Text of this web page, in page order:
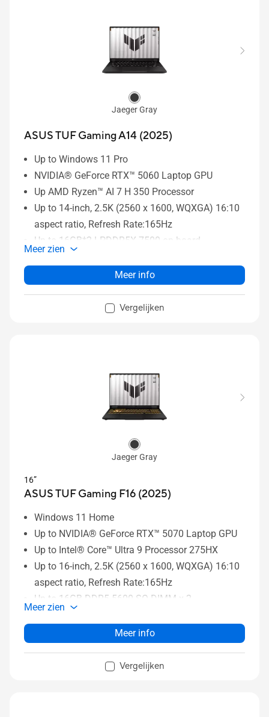
Jaeger Gray
ASUS TUF Gaming A14 (2025)
Up to Windows 11 Pro
NVIDIA® GeForce RTX™ 5060 Laptop GPU
Up AMD Ryzen™ AI 7 H 350 Processor
Up to 14-inch, 2.5K (2560 x 1600, WQXGA) 16:10
aspect ratio, Refresh Rate:165Hz
Up to 16GB*2 LPDDR5X 7500 on board
Meer zien
Meer info
Vergelijken
Jaeger Gray
16”
ASUS TUF Gaming F16 (2025)
Windows 11 Home
Up to NVIDIA® GeForce RTX™ 5070 Laptop GPU
Up to Intel® Core™ Ultra 9 Processor 275HX
Up to 16-inch, 2.5K (2560 x 1600, WQXGA) 16:10
aspect ratio, Refresh Rate:165Hz
Up to 16GB DDR5-5600 SO-DIMM x 2
Meer zien
Meer info
Vergelijken